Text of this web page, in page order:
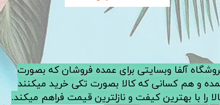
آلفا وبسایتی برای عمده فروشان که بصورت
و هم کسانی که کالا بصورت تکی خرید میکنند
را با بهترین کیفت و نازلترین قیمت فراهم میکند.